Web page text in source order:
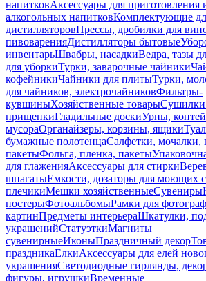
напитковАксессуары для приготовления
алкогольных напитковКомплектующие
дистилляторовПрессы, дробилки для
пивоваренияДистилляторы бытовые
инвентарьШвабры, насадкиВедра, тазы
для уборкиТурки, заварочные чайники
кофейникиЧайники для плитыТурки,
для чайников, электрочайниковФильтры-
кувшиныХозяйственные товарыСушилки
прищепкиГладильные доскиУрны,
мусораОрганайзеры, корзины, ящики
бумажные полотенцаСалфетки, мочалки,
пакетыФольга, пленка, пакеты
для глаженияАксессуары для стирки
шпагатыЕмкости, дозаторы для моющих
плечикиМешки хозяйственныеСувениры
постерыФотоальбомыРамки для
картинПредметы интерьераШкатулки,
украшенийСтатуэткиМагниты
сувенирныеИконыПраздничный декор
праздникаЕлкиАксессуары для елей
украшенияСветодиодные гирлянды,
фигуры, игрушкиВременные